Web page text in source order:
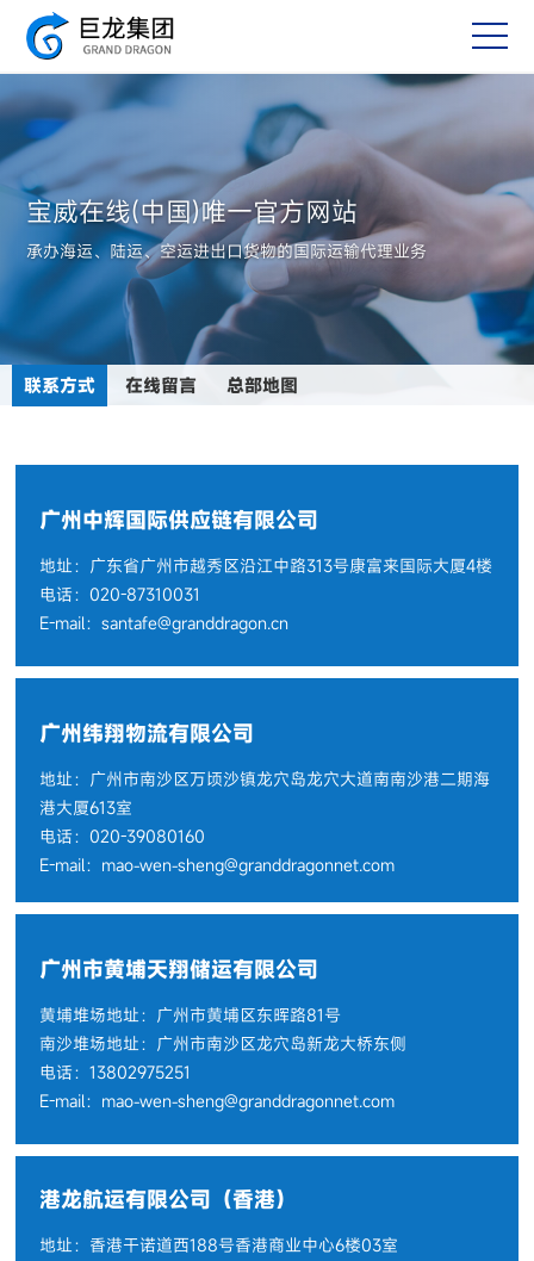
宝威在线(中国)唯一官方网站
承办海运、陆运、空运进出口货物的国际运输代理业务
联系方式 在线留言 总部地图
广州中辉国际供应链有限公司
地址：广东省广州市越秀区沿江中路313号康富来国际大厦4楼
电话：020-87310031
E-mail：santafe@granddragon.cn
广州纬翔物流有限公司
地址：广州市南沙区万顷沙镇龙穴岛龙穴大道南南沙港二期海
港大厦613室
电话：020-39080160
E-mail：mao-wen-sheng@granddragonnet.com
广州市黄埔天翔储运有限公司
黄埔堆场地址：广州市黄埔区东晖路81号
南沙堆场地址：广州市南沙区龙穴岛新龙大桥东侧
电话：13802975251
E-mail：mao-wen-sheng@granddragonnet.com
港龙航运有限公司（香港）
地址：香港干诺道西188号香港商业中心6楼03室